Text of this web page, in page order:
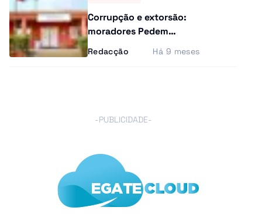
Corrupção e extorsão:
moradores Pedem
Intervenção da IGAE e da
PGR na Administração da
Redacção Há 9 meses
-PUBLICIDADE-